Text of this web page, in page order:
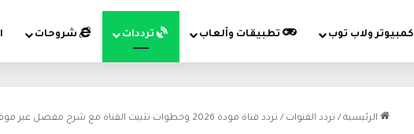
كمبيوتر ولاب توب تطبيقات وألعاب ترددات شروحات
الرئيسية / تردد القنوات / تردد قناة مودة 2026 وخطوات تثبيت القناة مع شرح مفصل عبر موقع حدوتة